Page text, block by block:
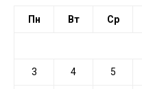
Пн Вт Ср
3 4 5